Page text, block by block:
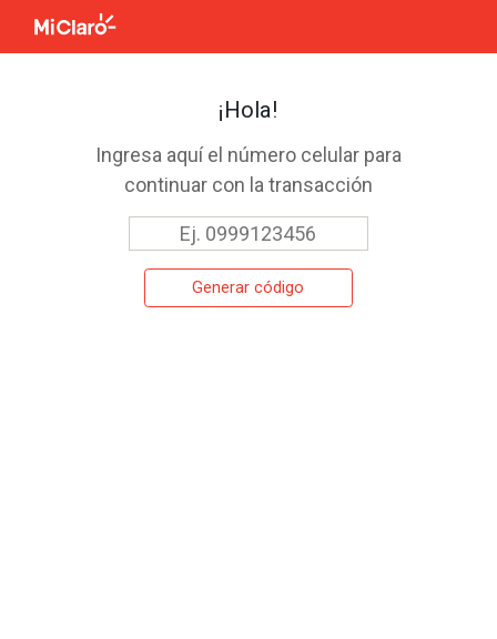
¡Hola!
Ingresa aquí el número celular para
continuar con la transacción
Generar código